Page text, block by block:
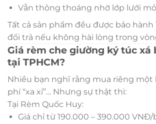
Vẫn thông thoáng nhờ lớp lưới
Tất cả sản phẩm đều được bảo hành
đổi trả nếu không hài lòng trong
Giá rèm che giường ký túc xá
tại TPHCM?
Nhiều bạn nghĩ rằng mua riêng một
phí “xa xỉ”… Nhưng sự thật thì:
Tại Rèm Quốc Huy:
Giá chỉ từ 190.000 – 390.000